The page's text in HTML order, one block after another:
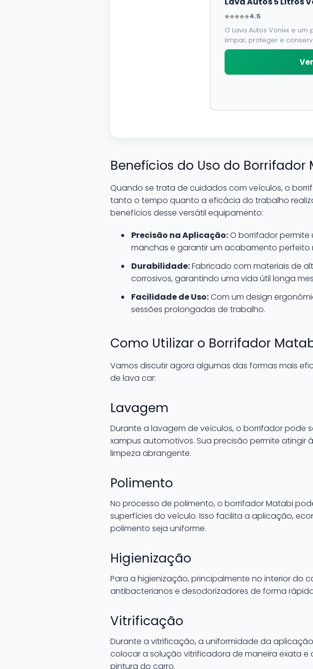
⭐⭐⭐⭐⭐4.5
O Lava Autos Vonixx e
limpar, proteger e
neutro, pode ser
Benefícios do Uso do
Quando se trata de cuidados com veículos, o
tanto o tempo quanto a eficácia do trabalho
benefícios desse versátil equipamento:
Precisão na Aplicação:O borrifador
manchas e garantir um acabamento
Durabilidade:Fabricado com materiais de
corrosivos, garantindo uma vida útil longa
Facilidade de Uso:Com um design
sessões prolongadas de trabalho.
Como Utilizar o Borrifador
Vamos discutir agora algumas das formas mais
de lava car:
Lavagem
Durante a lavagem de veículos, o borrifador pode
xampus automotivos. Sua precisão permite
limpeza abrangente.
Polimento
No processo de polimento, o borrifador Matabi
superfícies do veículo. Isso facilita a aplicação,
polimento seja uniforme.
Higienização
Para a higienização, principalmente no interior do
antibacterianos e desodorizadores de forma
Vitrificação
Durante a vitrificação, a uniformidade da
colocar a solução vitrificadora de maneira exata
pintura do carro.